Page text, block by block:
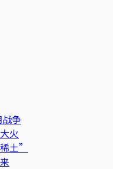
争
火
土”